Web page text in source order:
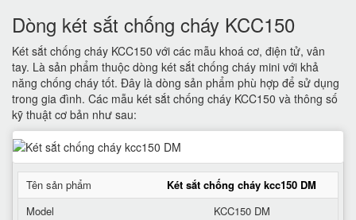
Dòng két sắt chống cháy KCC150
Két sắt chống cháy KCC150 với các mẫu khoá cơ, điện tử, vân
tay. Là sản phẩm thuộc dòng két sắt chống cháy mini với khả
năng chống cháy tốt. Đây là dòng sản phẩm phù hợp để sử dụng
trong gia đình. Các mẫu két sắt chống cháy KCC150 và thông số
kỹ thuật cơ bản như sau:
Tên sản phẩm
Két sắt chống cháy kcc150 DM
Model
KCC150 DM